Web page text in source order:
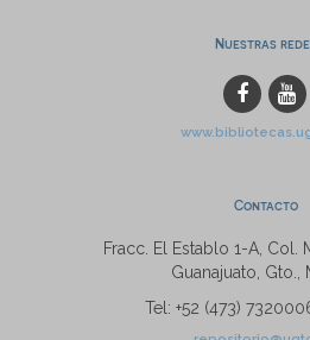
Nuestras
Contacto
Fracc. El Establo 1-A, Col.
Guanajuato, Gto.,
Tel: +52 (473)